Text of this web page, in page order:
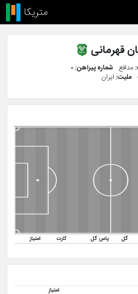
قهرمانی
مدافع شماره پیراهن: ۰
ملیت: ایران
گل پاس گل کارت امتیاز
امتیاز